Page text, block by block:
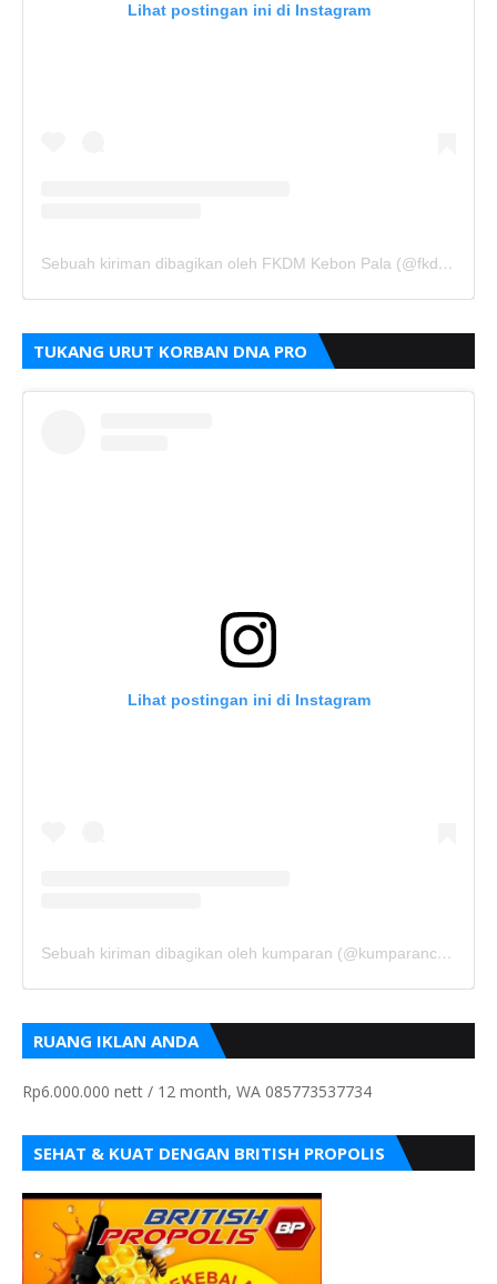
Lihat postingan ini di Instagram
Sebuah kiriman dibagikan oleh FKDM Kebon Pala (@fkdm_kebonpala)
TUKANG URUT KORBAN DNA PRO
Lihat postingan ini di Instagram
Sebuah kiriman dibagikan oleh kumparan (@kumparancom)
RUANG IKLAN ANDA
Rp6.000.000 nett / 12 month, WA 085773537734
SEHAT & KUAT DENGAN BRITISH PROPOLIS